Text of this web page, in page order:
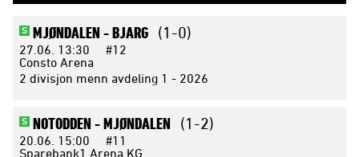
S MJØNDALEN -BJARG (1-0)
27.06. 13:30
#12
Consto Arena
2 divisjon menn avdeling 1 - 2026
S NOTODDEN -MJØNDALEN (1-2)
20.06. 15:00
#11
Sparebank1 Arena KG